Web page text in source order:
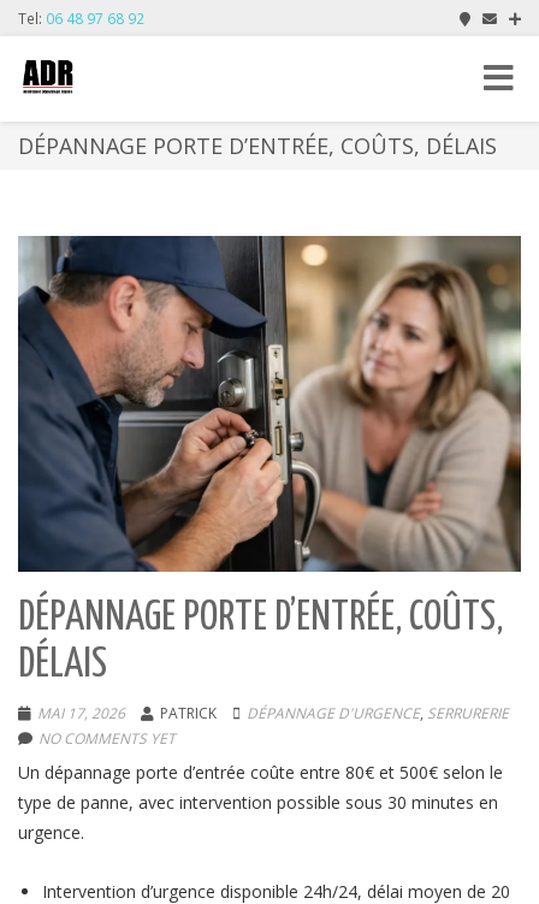
Tel: 06 48 97 68 92
Toggle
DÉPANNAGE PORTE D’ENTRÉE, COÛTS, DÉLAIS
DÉPANNAGE PORTE D’ENTRÉE, COÛTS,
DÉLAIS
MAI 17, 2026 PATRICK DÉPANNAGE D'URGENCE, SERRURERIE
NO COMMENTS YET
Un dépannage porte d’entrée coûte entre 80€ et 500€ selon le
type de panne, avec intervention possible sous 30 minutes en
urgence.
Intervention d’urgence disponible 24h/24, délai moyen de 20